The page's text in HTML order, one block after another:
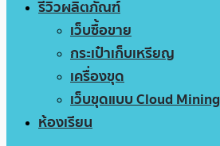
รีวิวผลิตภัณฑ์
เว็บซื้อขาย
กระเป๋าเก็บเหรียญ
เครื่องขุด
เว็บขุดแบบ Cloud Mining
ห้องเรียน